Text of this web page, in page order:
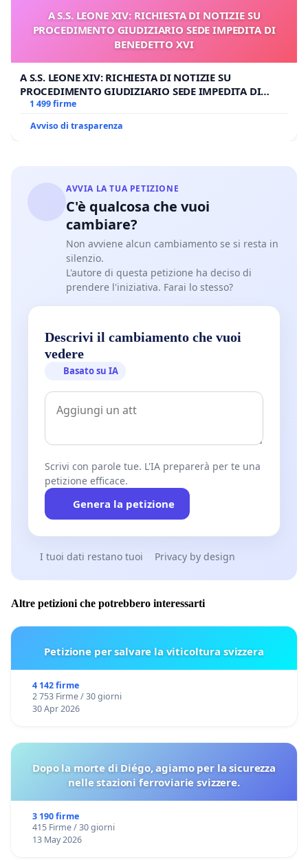
A S.S. LEONE XIV: RICHIESTA DI NOTIZIE SU
PROCEDIMENTO GIUDIZIARIO SEDE IMPEDITA DI
BENEDETTO XVI
A S.S. LEONE XIV: RICHIESTA DI NOTIZIE SU
PROCEDIMENTO GIUDIZIARIO SEDE IMPEDITA DI
BENEDETTO XVI
1 499 firme
Avviso di trasparenza
AVVIA LA TUA PETIZIONE
C'è qualcosa che vuoi
cambiare?
Non avviene alcun cambiamento se si resta in
silenzio.
L'autore di questa petizione ha deciso di
prendere l'iniziativa. Farai lo stesso?
Descrivi il cambiamento che vuoi
vedere
Basato su IA
Scrivi con parole tue. L'IA preparerà per te una
petizione efficace.
Genera la petizione
I tuoi dati restano tuoi Privacy by design
Altre petizioni che potrebbero interessarti
Petizione per salvare la viticoltura svizzera
4 142 firme
2 753 Firme / 30 giorni
30 Apr 2026
Dopo la morte di Diégo, agiamo per la sicurezza
nelle stazioni ferroviarie svizzere.
3 190 firme
415 Firme / 30 giorni
13 May 2026